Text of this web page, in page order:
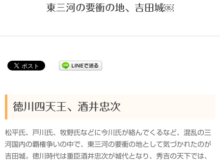
衆
東三河の要衝の地、吉田城￼
徳川四天王、酒井忠次
松平氏、戸川氏、牧野氏などに今川氏が絡んでくるなど、混乱の三
河国内の覇権争いの中で、東三河の要衝の地として気づかれたのが
吉田城。徳川時代は重臣酒井忠次が城代となり、秀吉の天下では、